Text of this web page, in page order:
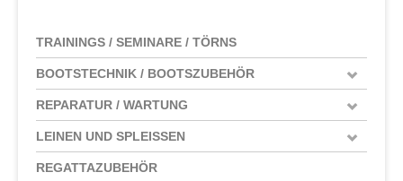
TRAININGS / SEMINARE / TÖRNS
BOOTSTECHNIK / BOOTSZUBEHÖR
REPARATUR / WARTUNG
LEINEN UND SPLEISSEN
REGATTAZUBEHÖR